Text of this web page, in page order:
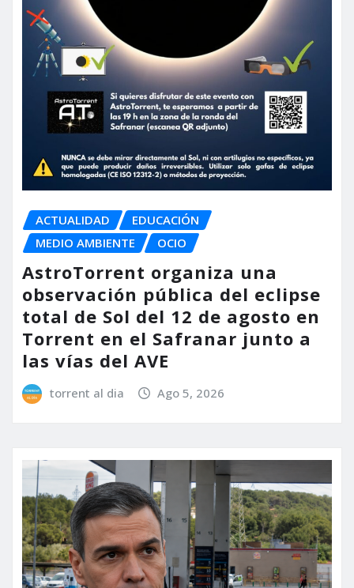
ACTUALIDAD
EDUCACIÓN
MEDIO AMBIENTE
OCIO
AstroTorrent organiza una
observación pública del eclipse
total de Sol del 12 de agosto en
Torrent en el Safranar junto a
las vías del AVE
torrent al dia Ago 5, 2026